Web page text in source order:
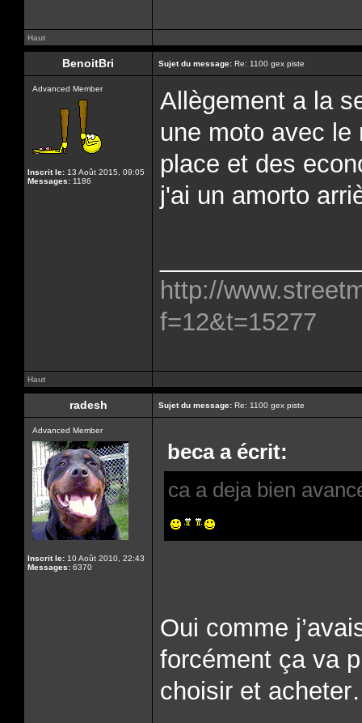
Haut
BenoitBri Sujet du message: Re: 1100 gex piste
Advanced Member
Inscrit le: 13 Août 2015, 09:05
Messages: 1186
Allègement a la
une moto avec
place et des
j'ai un amorto
http://
f=12&t=15277
Haut
radesh Sujet du message: Re: 1100 gex piste
Advanced Member
Inscrit le: 10 Août 2010, 22:43
Messages: 6370
beca a écrit:
ca a deja bien
Oui comme
forcément ça va
choisir et